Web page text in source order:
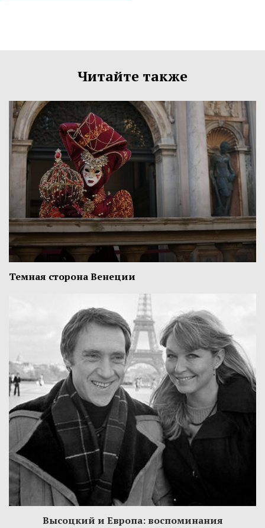
Читайте также
Темная сторона Венеции
Высоцкий и Европа: воспоминания